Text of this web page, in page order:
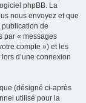
phpBB. La
nous envoyez et que
publication de
par « messages
compte ») et les
d’une connexion
(désigné ci-après
utilisé pour la